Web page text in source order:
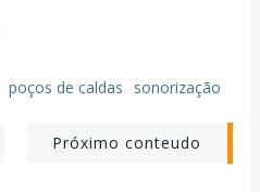
poços de caldas sonorização
Post
Próximo conteudo